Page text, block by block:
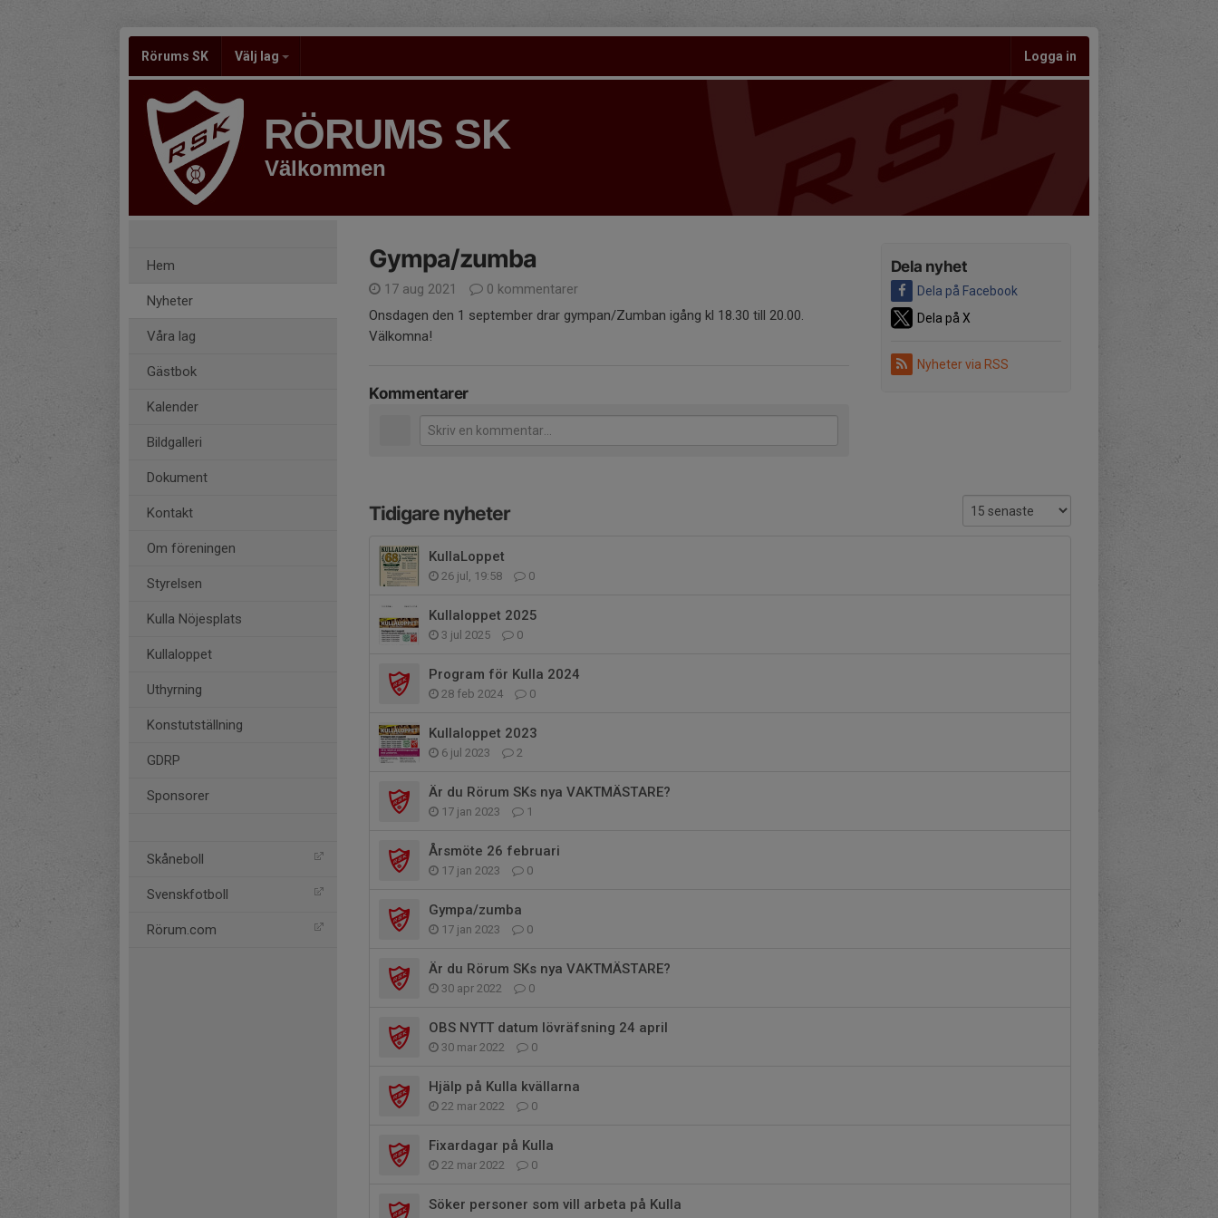
Rörums SK Välj lag Logga in
RÖRUMS SK
Välkommen
Hem
Nyheter
Våra lag
Gästbok
Kalender
Bildgalleri
Dokument
Kontakt
Om föreningen
Styrelsen
Kulla Nöjesplats
Kullaloppet
Uthyrning
Konstutställning
GDRP
Sponsorer
Skåneboll
Svenskfotboll
Rörum.com
Dela nyhet
Dela på Facebook
Dela på X
Nyheter via RSS
Gympa/zumba
17 aug 2021
0 kommentarer
Onsdagen den 1 september drar gympan/Zumban igång kl 18.30 till 20.00.
Välkomna!
Kommentarer
Tidigare nyheter
KullaLoppet
26 jul, 19:58 0
Kullaloppet 2025
3 jul 2025 0
Program för Kulla 2024
28 feb 2024 0
Kullaloppet 2023
6 jul 2023 2
Är du Rörum SKs nya VAKTMÄSTARE?
17 jan 2023 1
Årsmöte 26 februari
17 jan 2023 0
Gympa/zumba
17 jan 2023 0
Är du Rörum SKs nya VAKTMÄSTARE?
30 apr 2022 0
OBS NYTT datum lövräfsning 24 april
30 mar 2022 0
Hjälp på Kulla kvällarna
22 mar 2022 0
Fixardagar på Kulla
22 mar 2022 0
Söker personer som vill arbeta på Kulla